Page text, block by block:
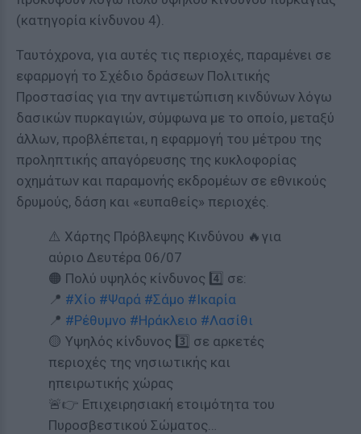
(κατηγορία κίνδυνου 4).
Ταυτόχρονα, για αυτές τις περιοχές, παραμένει σε
εφαρμογή το Σχέδιο δράσεων Πολιτικής
Προστασίας για την αντιμετώπιση κινδύνων λόγω
δασικών πυρκαγιών, σύμφωνα με το οποίο, μεταξύ
άλλων, προβλέπεται, η εφαρμογή του μέτρου της
προληπτικής απαγόρευσης της κυκλοφορίας
οχημάτων και παραμονής εκδρομέων σε εθνικούς
δρυμούς, δάση και «ευπαθείς» περιοχές.
⚠️ Χάρτης Πρόβλεψης Κινδύνου 🔥για
αύριο Δευτέρα 06/07
🟠 Πολύ υψηλός κίνδυνος 4️⃣ σε:
📍 #Χίο #Ψαρά #Σάμο #Ικαρία
📍 #Ρέθυμνο #Ηράκλειο #Λασίθι
🟡 Υψηλός κίνδυνος 3️⃣ σε αρκετές
περιοχές της νησιωτικής και
ηπειρωτικής χώρας
🚨👉 Επιχειρησιακή ετοιμότητα του
Πυροσβεστικού Σώματος…